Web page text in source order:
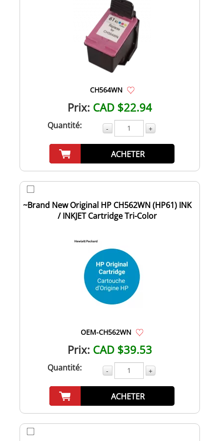
CH564WN
Prix: CAD $22.94
Quantité: - +
ACHETER
~Brand New Original HP CH562WN (HP61) INK
/ INKJET Cartridge Tri-Color
OEM-CH562WN
Prix: CAD $39.53
Quantité: - +
ACHETER